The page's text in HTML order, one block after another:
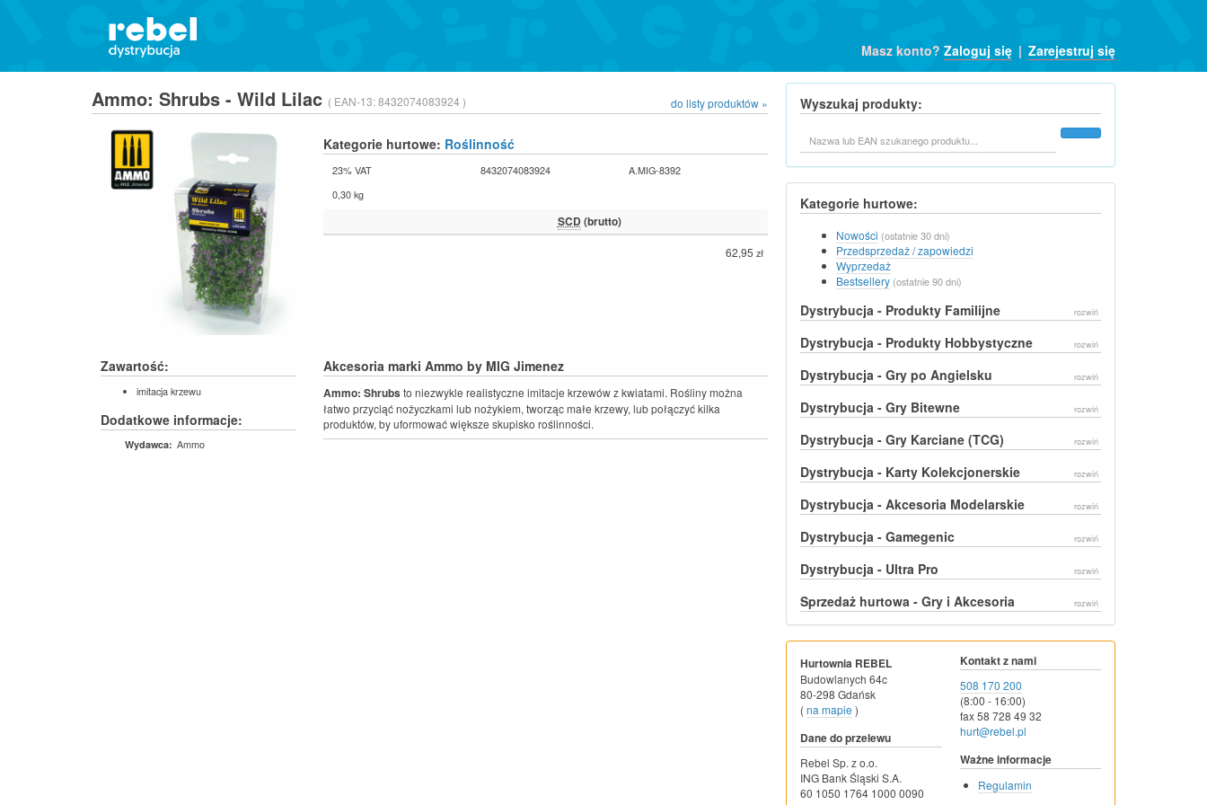
Masz konto? Zaloguj się | Zarejestruj się
Ammo: Shrubs - Wild Lilac ( EAN-13:8432074083924 ) do listy produktów »
Kategorie hurtowe: Roślinność
23% VAT 8432074083924
A.MIG-8392
0,30 kg
SCD (brutto)
62,95 zł
Zawartość:
imitacja krzewu
Dodatkowe informacje:
Wydawca: Ammo
Akcesoria marki Ammo by MIG Jimenez
Ammo: Shrubs to niezwykle realistyczne imitacje krzewów z kwiatami. Rośliny można
łatwo przyciąć nożyczkami lub nożykiem, tworząc małe krzewy, lub połączyć kilka
produktów, by uformować większe skupisko roślinności.
Wyszukaj produkty:
Kategorie hurtowe:
Nowości (ostatnie 30 dni)
Przedsprzedaż / zapowiedzi
Wyprzedaż
Bestsellery (ostatnie 90 dni)
Dystrybucja - Produkty Familijne rozwiń
Dystrybucja - Produkty Hobbystyczne rozwiń
Dystrybucja - Gry po Angielsku rozwiń
Dystrybucja - Gry Bitewne rozwiń
Dystrybucja - Gry Karciane (TCG) rozwiń
Dystrybucja - Karty Kolekcjonerskie rozwiń
Dystrybucja - Akcesoria Modelarskie rozwiń
Dystrybucja - Gamegenic rozwiń
Dystrybucja - Ultra Pro rozwiń
Sprzedaż hurtowa - Gry i Akcesoria rozwiń
Hurtownia REBEL
Budowlanych 64c
80-298 Gdańsk
(na mapie )
Dane do przelewu
Rebel Sp. z o.o.
ING Bank Śląski S.A.
60 1050 1764 1000 0090
Kontakt z nami
508 170 200
(8:00 - 16:00)
fax 58 728 49 32
hurt@rebel.pl
Ważne informacje
Regulamin